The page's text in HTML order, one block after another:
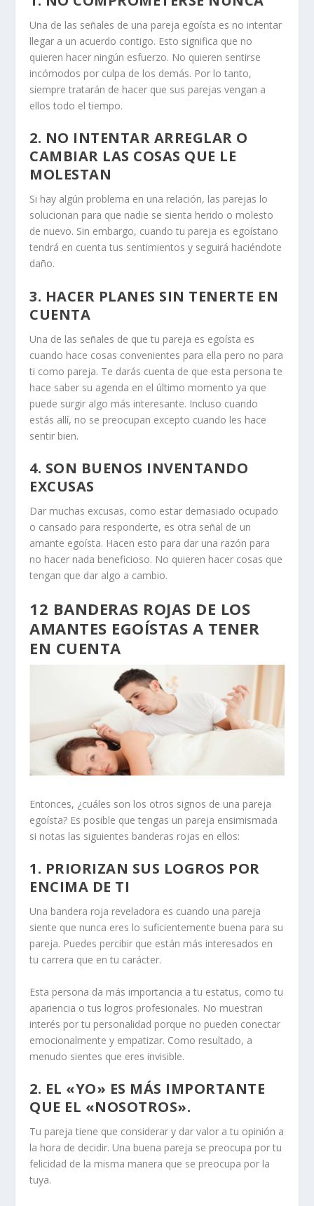
Una de las señales de una pareja egoísta es no intentar
llegar a un acuerdo contigo. Esto significa que no
quieren hacer ningún esfuerzo. No quieren sentirse
incómodos por culpa de los demás. Por lo tanto,
siempre tratarán de hacer que sus parejas vengan a
ellos todo el tiempo.
2. NO INTENTAR ARREGLAR O
CAMBIAR LAS COSAS QUE LE
MOLESTAN
Si hay algún problema en una relación, las parejas lo
solucionan para que nadie se sienta herido o molesto
de nuevo. Sin embargo, cuando tu pareja es egoístano
tendrá en cuenta tus sentimientos y seguirá haciéndote
daño.
3. HACER PLANES SIN TENERTE EN
CUENTA
Una de las señales de que tu pareja es egoísta es
cuando hace cosas convenientes para ella pero no para
ti como pareja. Te darás cuenta de que esta persona te
hace saber su agenda en el último momento ya que
puede surgir algo más interesante. Incluso cuando
estás allí, no se preocupan excepto cuando les hace
sentir bien.
4. SON BUENOS INVENTANDO
EXCUSAS
Dar muchas excusas, como estar demasiado ocupado
o cansado para responderte, es otra señal de un
amante egoísta. Hacen esto para dar una razón para
no hacer nada beneficioso. No quieren hacer cosas que
tengan que dar algo a cambio.
12 BANDERAS ROJAS DE LOS
AMANTES EGOÍSTAS A TENER
EN CUENTA
Entonces, ¿cuáles son los otros signos de una pareja
egoísta? Es posible que tengas un pareja ensimismada
si notas las siguientes banderas rojas en ellos:
1. PRIORIZAN SUS LOGROS POR
ENCIMA DE TI
Una bandera roja reveladora es cuando una pareja
siente que nunca eres lo suficientemente buena para su
pareja. Puedes percibir que están más interesados en
tu carrera que en tu carácter.
Esta persona da más importancia a tu estatus, como tu
apariencia o tus logros profesionales. No muestran
interés por tu personalidad porque no pueden conectar
emocionalmente y empatizar. Como resultado, a
menudo sientes que eres invisible.
2. EL «YO» ES MÁS IMPORTANTE
QUE EL «NOSOTROS».
Tu pareja tiene que considerar y dar valor a tu opinión a
la hora de decidir. Una buena pareja se preocupa por tu
felicidad de la misma manera que se preocupa por la
tuya.